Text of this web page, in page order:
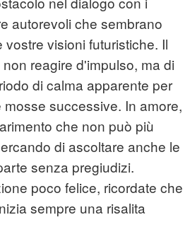
autorevoli che sembrano
visioni futuristiche. Il
reagire d'impulso, ma di
di calma apparente per
successive. In amore,
che non può più
di ascoltare anche le
senza pregiudizi.
poco felice, ricordate che
sempre una risalita